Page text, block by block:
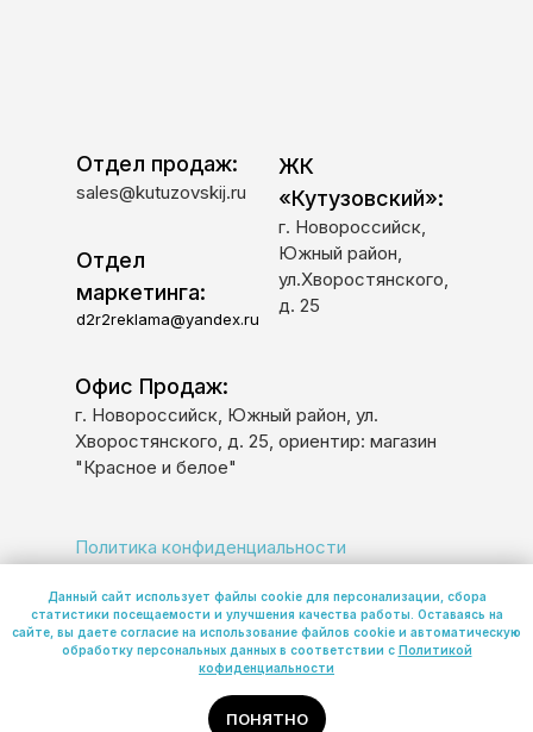
Офис Продаж:
г. Новороссийск, Южный район, ул.
Хворостянского, д. 25, ориентир: магазин
"Красное и белое"
ЖК
«Кутузовский»:
г. Новороссийск,
Южный район,
ул.Хворостянского,
д. 25
Отдел продаж:
sales@kutuzovskij.ru
Отдел
маркетинга:
d2r2reklama@yandex.ru
Политика обработки персональных данных
© 2026 ООО «К-7»
Политика конфиденциальности
Данный сайт использует файлы cookie для персонализации, сбора
статистики посещаемости и улучшения качества работы. Оставаясь на
сайте, вы даете согласие на использование файлов cookie и автоматическую
обработку персональных данных в соответствии с Политикой
кофиденциальности
ПОНЯТНО